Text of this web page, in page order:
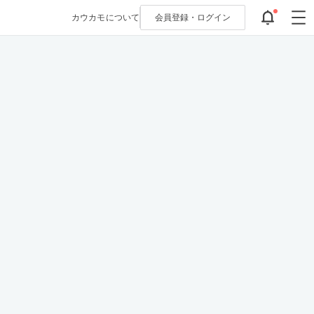
カウカモについて 会員登録・ ログイン